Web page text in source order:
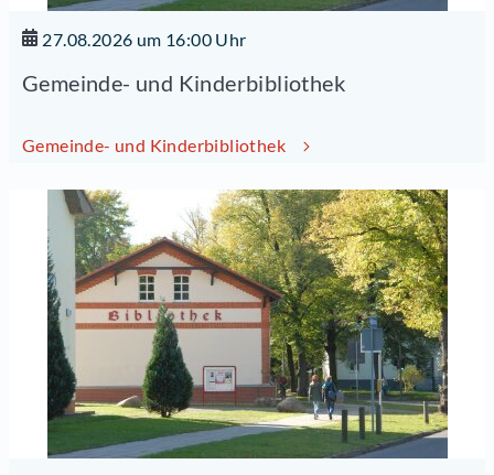
27.08.2026 um 16:00 Uhr
Gemeinde- und Kinderbibliothek
Gemeinde- und Kinderbibliothek